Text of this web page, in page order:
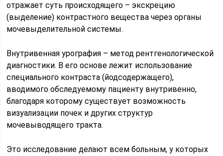
отражает суть происходящего – экскрецию
(выделение) контрастного вещества через органы
мочевыделительной системы.
Внутривенная урография – метод рентгенологической
диагностики. В его основе лежит использование
специального контраста (йодсодержащего),
вводимого обследуемому пациенту внутривенно,
благодаря которому существует возможность
визуализации почек и других структур
мочевыводящего тракта.
Это исследование делают всем больным, у которых